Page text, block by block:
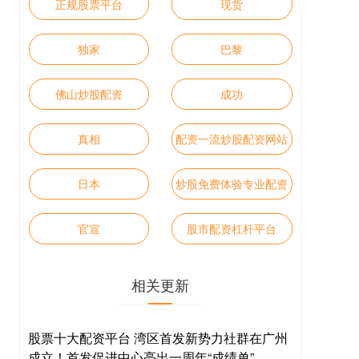
正规股票平台 现货
独家 巴黎
佛山炒股配资 成功
真相 配资一流炒股配资网站
日本 炒股免费体验专业配资
官宣 股市配资杠杆平台
相关更新
股票十大配资平台 湾区首发新势力社群在广州